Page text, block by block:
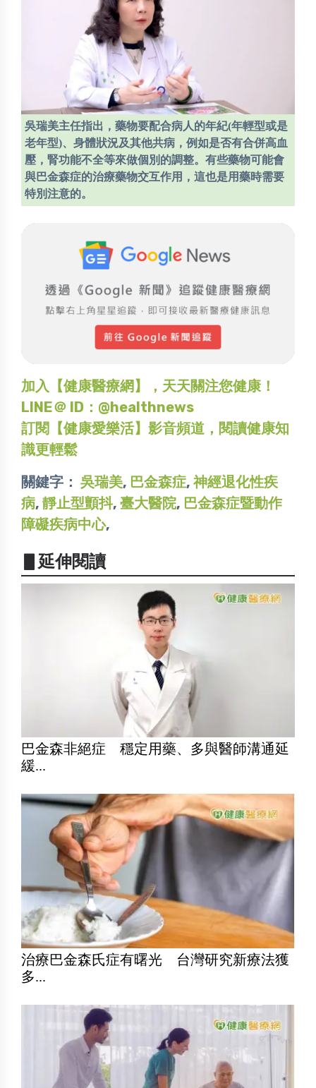
吳瑞美主任指出，藥物要配合病人的年紀(年輕型或是
老年型)、身體狀況及其他共病，例如是否有合併高血
壓，腎功能不全等來做個別的調整。有些藥物可能會
與巴金森症的治療藥物交互作用，這也是用藥時需要
特別注意的。
加入【健康醫療網】，天天關注您健康！
LINE＠ ID：@healthnews
訂閱【健康愛樂活】影音頻道，閱讀健康知
識更輕鬆
關鍵字： 吳瑞美, 巴金森症,神經退化性疾
病, 靜止型顫抖, 臺大醫院, 巴金森症暨動作
障礙疾病中心,
▋延伸閱讀
巴金森非絕症 穩定用藥、多與醫師溝通延
緩...
治療巴金森氏症有曙光 台灣研究新療法獲
多...